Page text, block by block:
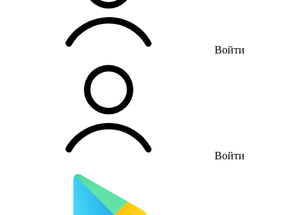
Войти
Войти